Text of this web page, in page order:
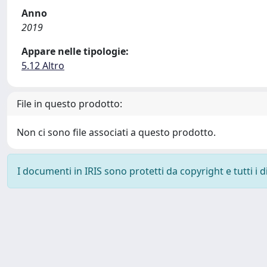
Anno
2019
Appare nelle tipologie:
5.12 Altro
File in questo prodotto:
Non ci sono file associati a questo prodotto.
I documenti in IRIS sono protetti da copyright e tutti i